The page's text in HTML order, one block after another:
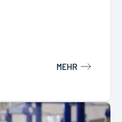
MEHR